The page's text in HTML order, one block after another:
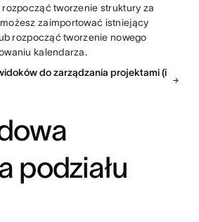
tworzenie struktury za
zaimportować istniejący
rozpocząć tworzenie nowego
kalendarza.
do zarządzania projektami (i
podziału